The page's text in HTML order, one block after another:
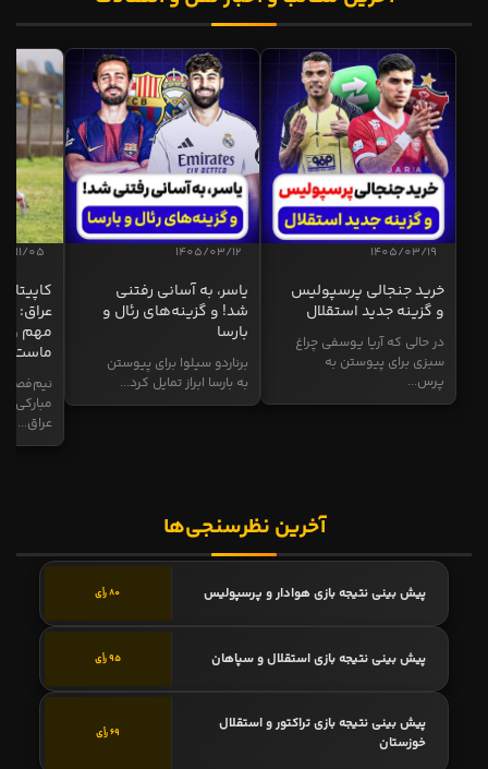
1405/03/19
خرید جنجالی پرسپولیس
و گزینه جدید استقلال
در حالی که آریا یوسفی چراغ
سبزی برای پیوستن به
پرس...
1405/03/12
یاسر، به آسانی رفتنی
شد! و گزینه‌های رئال و
بارسا
برناردو سیلوا برای پیوستن
به بارسا ابراز تمایل کرد...
11/05
عراق:
مهم و
ماست
نیم‌فصل
مبارکی
عراق...
آخرین نظرسنجی‌ها
پیش بینی نتیجه بازی هوادار و پرسپولیس 80 رأی
پیش بینی نتیجه بازی استقلال و سپاهان 95 رأی
پیش بینی نتیجه بازی تراکتور و استقلال
خوزستان
69 رأی